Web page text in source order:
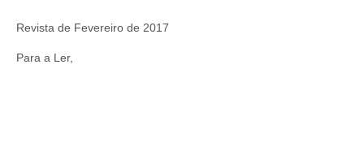
Revista de Fevereiro de 2017
Para a Ler,